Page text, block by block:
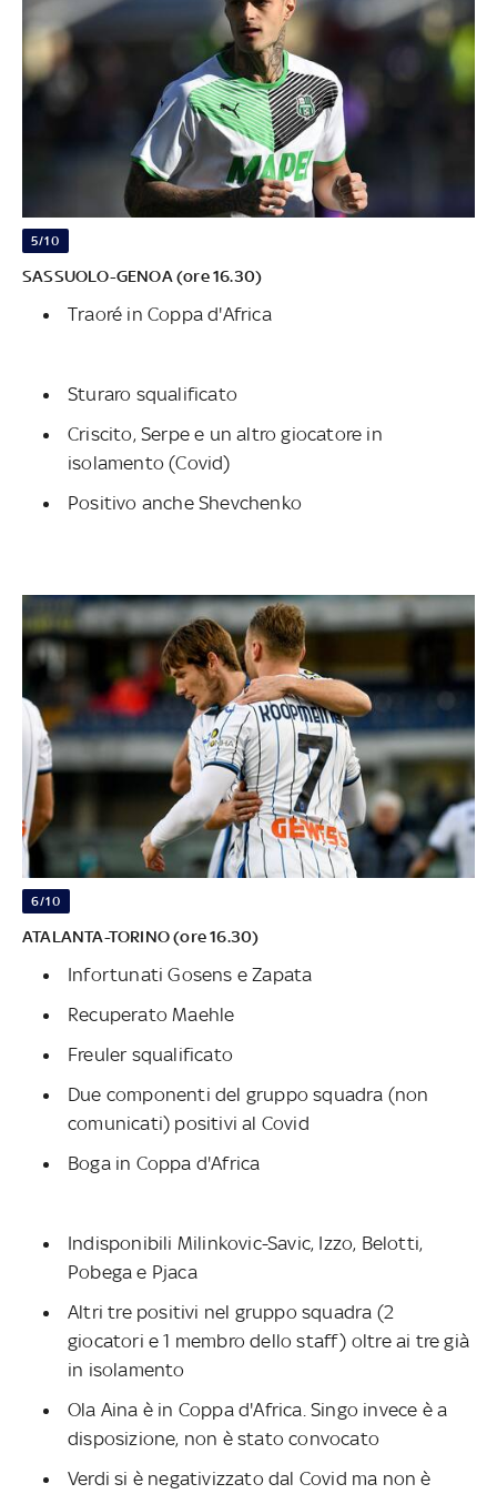
5/10
SASSUOLO-GENOA (ore 16.30)
Traoré in Coppa d'Africa
Sturaro squalificato
Criscito, Serpe e un altro giocatore in
isolamento (Covid)
Positivo anche Shevchenko
6/10
ATALANTA-TORINO (ore 16.30)
Infortunati Gosens e Zapata
Recuperato Maehle
Freuler squalificato
Due componenti del gruppo squadra (non
comunicati) positivi al Covid
Boga in Coppa d'Africa
Indisponibili Milinkovic-Savic, Izzo, Belotti,
Pobega e Pjaca
Altri tre positivi nel gruppo squadra (2
giocatori e 1 membro dello staff) oltre ai tre già
in isolamento
Ola Aina è in Coppa d'Africa. Singo invece è a
disposizione, non è stato convocato
Verdi si è negativizzato dal Covid ma non è